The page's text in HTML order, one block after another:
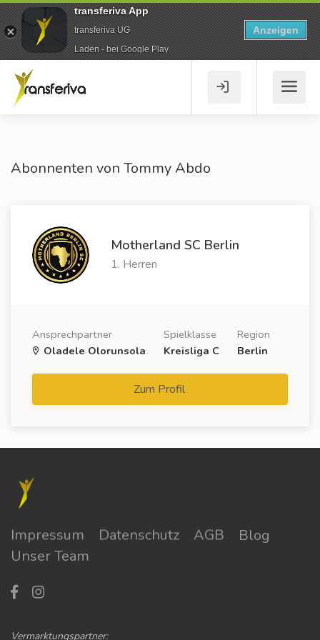
Abonnenten von Tommy Abdo
Motherland SC Berlin
1. Herren
Ansprechpartner
Oladele Olorunsola
Spielklasse
Kreisliga C
Region
Berlin
Zum Profil
Impressum Datenschutz AGB
Blog
Unser Team
Vermarktungspartner:
transferiva App
transferiva UG
Laden - bei Google Play
Anzeigen